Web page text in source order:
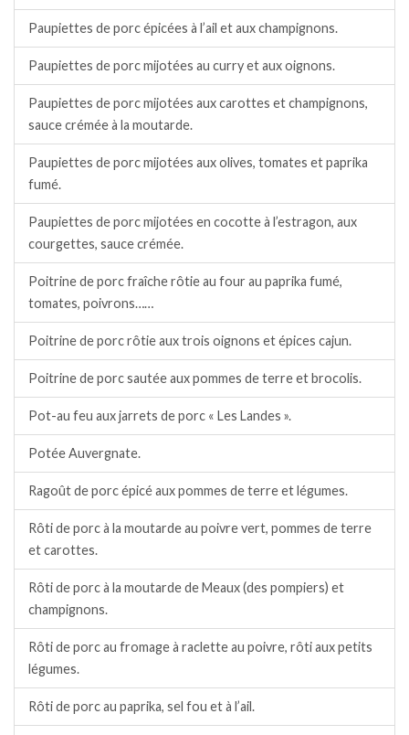
Paupiettes de porc épicées à l’ail et aux champignons.
Paupiettes de porc mijotées au curry et aux oignons.
Paupiettes de porc mijotées aux carottes et champignons,
sauce crémée à la moutarde.
Paupiettes de porc mijotées aux olives, tomates et paprika
fumé.
Paupiettes de porc mijotées en cocotte à l’estragon, aux
courgettes, sauce crémée.
Poitrine de porc fraîche rôtie au four au paprika fumé,
tomates, poivrons……
Poitrine de porc rôtie aux trois oignons et épices cajun.
Poitrine de porc sautée aux pommes de terre et brocolis.
Pot-au feu aux jarrets de porc « Les Landes ».
Potée Auvergnate.
Ragoût de porc épicé aux pommes de terre et légumes.
Rôti de porc à la moutarde au poivre vert, pommes de terre
et carottes.
Rôti de porc à la moutarde de Meaux (des pompiers) et
champignons.
Rôti de porc au fromage à raclette au poivre, rôti aux petits
légumes.
Rôti de porc au paprika, sel fou et à l’ail.